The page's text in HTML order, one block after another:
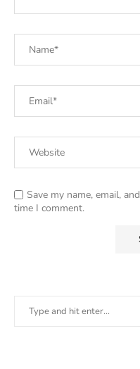
Save my name, email,
time I comment.